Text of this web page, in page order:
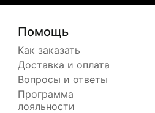
Помощь
Как заказать
Доставка и оплата
Вопросы и ответы
Программа
лояльности